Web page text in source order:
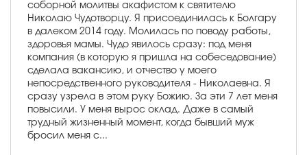
соборной молитвы акафистом к святителю
Николаю Чудотворцу. Я присоединилась к Болгару
в далеком 2014 году. Молилась по поводу работы,
здоровья мамы. Чудо явилось сразу: под меня
компания (в которую я пришла на собеседование)
сделала вакансию, и отчество у моего
непосредственного руководителя - Николаевна. Я
сразу узрела в этом руку Божию. За эти 7 лет меня
повысили. У меня вырос оклад. Даже в самый
трудный жизненный момент, когда бывший муж
бросил меня с...